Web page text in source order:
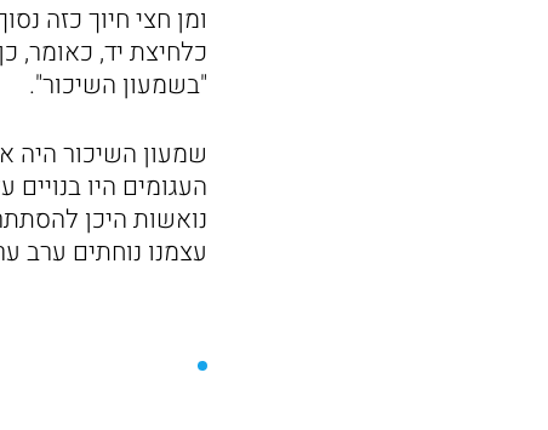
ומן חצי חיוך כזה
כלחיצת יד, כאומר,
"בשמעון השיכור".
שמעון השיכור היה
העגומים היו
נואשות היכן
עצמנו נוחתים ערב